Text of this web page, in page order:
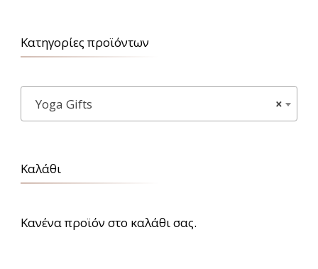
Κατηγορίες προϊόντων
×
Υoga Gifts
Καλάθι
Κανένα προϊόν στο καλάθι σας.